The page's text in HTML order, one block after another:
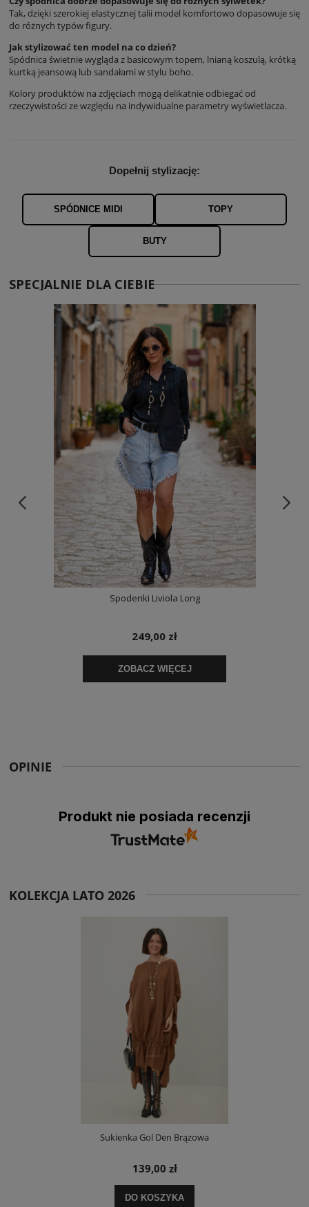
Tak, dzięki szerokiej elastycznej talii model komfortowo dopasowuje się
do różnych typów figury.
Jak stylizować ten model na co dzień?
Spódnica świetnie wygląda z basicowym topem, lnianą koszulą, krótką
kurtką jeansową lub sandałami w stylu boho.
Kolory produktów na zdjęciach mogą delikatnie odbiegać od
rzeczywistości ze względu na indywidualne parametry wyświetlacza.
Dopełnij stylizację:
SPÓDNICE MIDI TOPY
BUTY
OPINIE
Produkt nie posiada recenzji
KOLEKCJA LATO 2026
Sukienka Gol Den Brązowa
139,00 zł
DO KOSZYKA